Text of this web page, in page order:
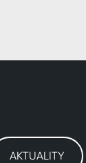
AKTUALITY